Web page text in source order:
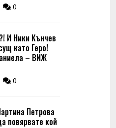
0
И Ники Кънчев
като Геро!
– ВИЖ
0
Петрова
повярвате кой